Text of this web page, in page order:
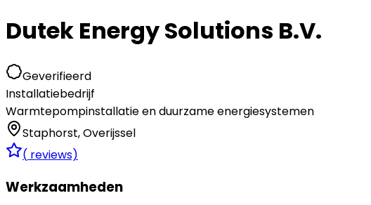
Dutek Energy Solutions B.V.
Geverifieerd
Installatiebedrijf
Warmtepompinstallatie en duurzame energiesystemen
Staphorst,Overijssel
( reviews)
Werkzaamheden